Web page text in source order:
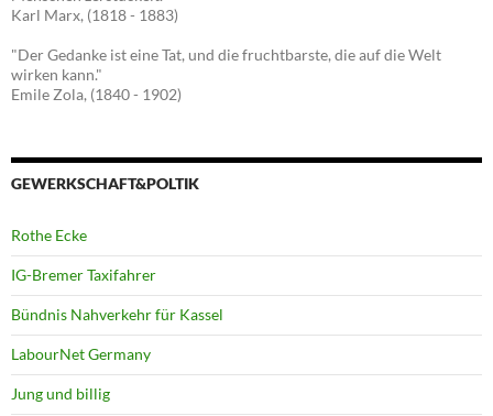
Karl Marx, (1818 - 1883)
"Der Gedanke ist eine Tat, und die fruchtbarste, die auf die Welt
wirken kann."
Emile Zola, (1840 - 1902)
GEWERKSCHAFT&POLTIK
Rothe Ecke
IG-Bremer Taxifahrer
Bündnis Nahverkehr für Kassel
LabourNet Germany
Jung und billig